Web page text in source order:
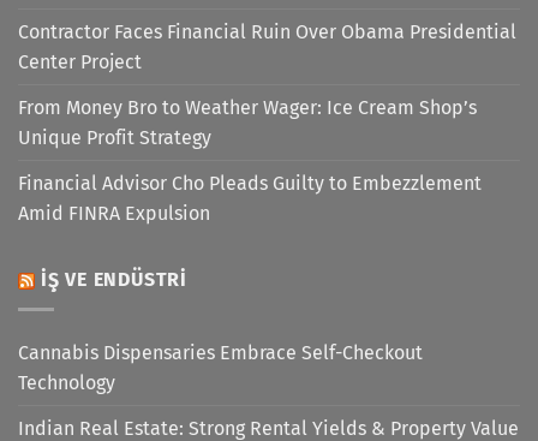
Contractor Faces Financial Ruin Over Obama Presidential
Center Project
From Money Bro to Weather Wager: Ice Cream Shop’s
Unique Profit Strategy
Financial Advisor Cho Pleads Guilty to Embezzlement
Amid FINRA Expulsion
İŞ VE ENDÜSTRI
Cannabis Dispensaries Embrace Self-Checkout
Technology
Indian Real Estate: Strong Rental Yields & Property Value